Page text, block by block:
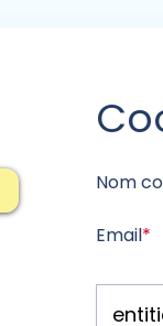
Nom
Email*